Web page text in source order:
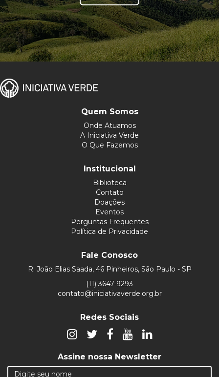
Quem Somos
Onde Atuamos
A Iniciativa Verde
O Que Fazemos
Institucional
Biblioteca
Contato
Doações
Eventos
Perguntas Frequentes
Política de Privacidade
Fale Conosco
R. João Elias Saada, 46 Pinheiros, São Paulo - SP
(11) 3647-9293
contato@iniciativaverde.org.br
Redes Sociais
Assine nossa Newsletter